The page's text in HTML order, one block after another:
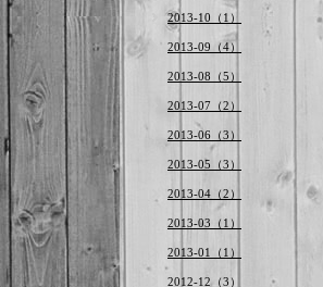
2013-10（1）
2013-09（4）
2013-08（5）
2013-07（2）
2013-06（3）
2013-05（3）
2013-04（2）
2013-03（1）
2013-01（1）
2012-12（3）